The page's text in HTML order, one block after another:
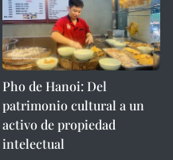
Pho de Hanoi: Del
patrimonio cultural a un
activo de propiedad
intelectual